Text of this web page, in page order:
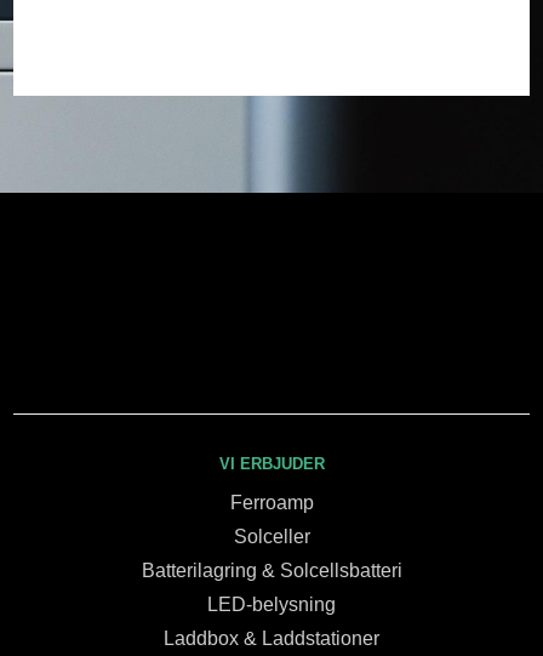
VI ERBJUDER
Ferroamp
Solceller
Batterilagring & Solcellsbatteri
LED-belysning
Laddbox & Laddstationer